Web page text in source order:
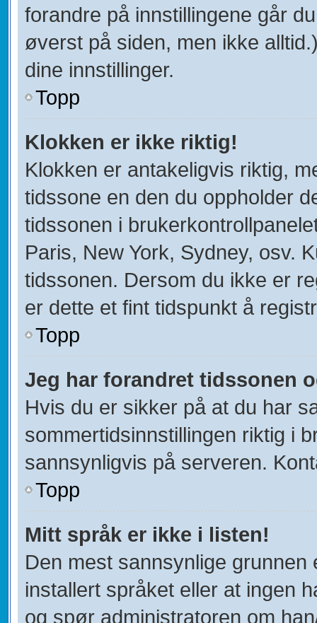
forandre på innstillingene går
øverst på siden, men ikke
dine innstillinger.
Topp
Klokken er ikke riktig!
Klokken er antakeligvis riktig,
tidssone en den du oppholder
tidssonen i
Paris, New York, Sydney, osv.
tidssonen. Dersom du ikke er
er dette et fint tidspunkt å
Topp
Jeg har forandret tidssonen
Hvis du er sikker på at du har
sommertidsinnstillingen riktig i
sannsynligvis på serveren.
Topp
Mitt språk er ikke i listen!
Den mest sannsynlige
installert språket eller at ingen
og spør administratoren om